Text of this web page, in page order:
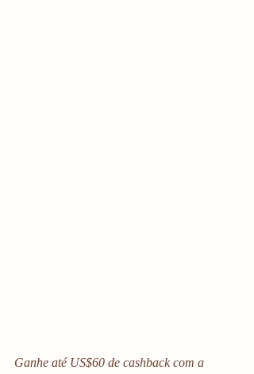
Ganhe até US$60 de cashback com a